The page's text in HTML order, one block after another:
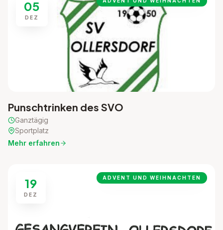
05
DEZ
Punschtrinken des SVO
Ganztägig
Sportplatz
Mehr erfahren
19
DEZ
ADVENT UND WEIHNACHTEN